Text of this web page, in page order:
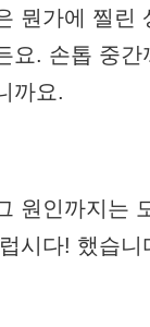
뭔가에 찔
요. 손톱 중
까요.
원인까지는
시다! 했습니